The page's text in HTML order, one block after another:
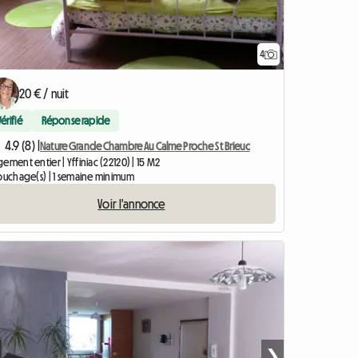
4
20 € / nuit
Réponse rapide
4.9 (8) |Nature Grande Chambre Au Calme Proche St Brieuc
entier | Yffiniac (22120) | 15 M2
| 1 semaine minimum
Voir l'annonce